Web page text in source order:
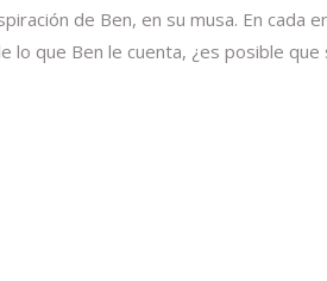
de Ben, en su musa. En
lo que Ben le cuenta, ¿es posible